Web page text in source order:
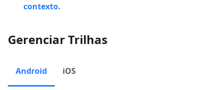
contexto.
Gerenciar Trilhas
Android iOS